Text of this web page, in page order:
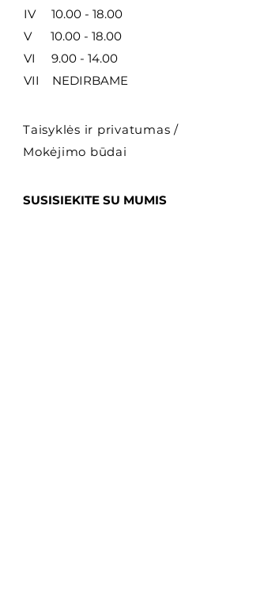
IV 10.00 - 18.00
V 10.00 - 18.00
VI 9.00 - 14.00
VII NEDIRBAME
Taisyklės ir privatumas /
Mokėjimo būdai
SUSISIEKITE SU MUMIS